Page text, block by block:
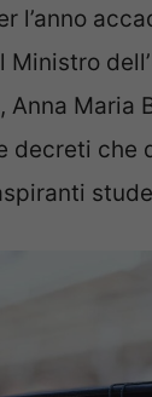
l’anno
Anna Maria
decreti che